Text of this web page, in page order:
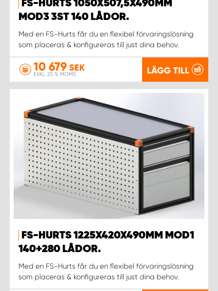
FS-HURTS 1050X507,5X490MM
MOD3 3ST 140 LÅDOR.
Med en FS-Hurts får du en flexibel förvaringslösning
som placeras & konfigureras till just dina behov.
10 679 SEK
EXKL. 25 % MOMS LÄGG TILL
FS-HURTS 1225X420X490MM MOD1
140+280 LÅDOR.
Med en FS-Hurts får du en flexibel förvaringslösning
som placeras & konfigureras till just dina behov.
WORK SYSTEM VARBERG
WORK SYSTEM VÄRNAMO
WORK SYSTEM VÄSTERÅS
WORK SYSTEM VÄXJÖ
WORK SYSTEM ÖREBRO
WORK SYSTEM ÖSTERSUND